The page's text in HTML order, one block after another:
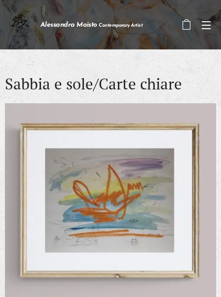
Alessandra MaistoContemporary Artist
Sabbia e sole/Carte chiare